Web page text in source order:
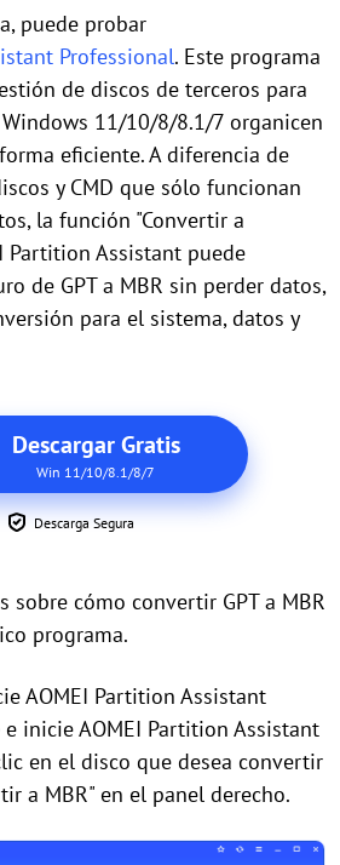
puede probar
Professional. Este programa
de discos de terceros para
11/10/8/8.1/7 organicen
eficiente. A diferencia de
y CMD que sólo funcionan
la función "Convertir a
Partition Assistant puede
de GPT a MBR sin perder datos,
para el sistema, datos y
Descargar Gratis
Win 11/10/8.1/8/7
Descarga Segura
sobre cómo convertir GPT a MBR
programa.
AOMEI Partition Assistant
inicie AOMEI Partition Assistant
en el disco que desea convertir
a MBR" en el panel derecho.